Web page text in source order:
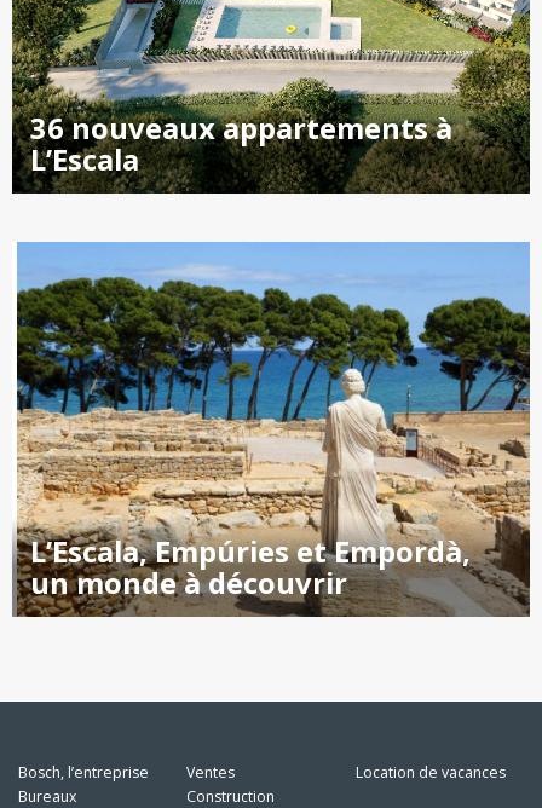
36 nouveaux appartements à
L’Escala
L’Escala, Empúries et Empordà,
un monde à découvrir
Bosch, l’entreprise
Bureaux
Ventes
Construction
Location de vacances